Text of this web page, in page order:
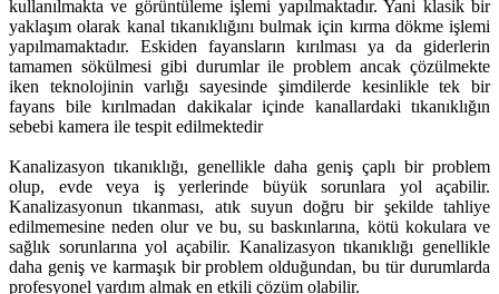
kullanılmakta ve görüntüleme işlemi yapılmaktadır. Yani klasik bir
yaklaşım olarak kanal tıkanıklığını bulmak için kırma dökme işlemi
yapılmamaktadır. Eskiden fayansların kırılması ya da giderlerin
tamamen sökülmesi gibi durumlar ile problem ancak çözülmekte
iken teknolojinin varlığı sayesinde şimdilerde kesinlikle tek bir
fayans bile kırılmadan dakikalar içinde kanallardaki tıkanıklığın
sebebi kamera ile tespit edilmektedir
Kanalizasyon tıkanıklığı, genellikle daha geniş çaplı bir problem
olup, evde veya iş yerlerinde büyük sorunlara yol açabilir.
Kanalizasyonun tıkanması, atık suyun doğru bir şekilde tahliye
edilmemesine neden olur ve bu, su baskınlarına, kötü kokulara ve
sağlık sorunlarına yol açabilir. Kanalizasyon tıkanıklığı genellikle
daha geniş ve karmaşık bir problem olduğundan, bu tür durumlarda
profesyonel yardım almak en etkili çözüm olabilir.